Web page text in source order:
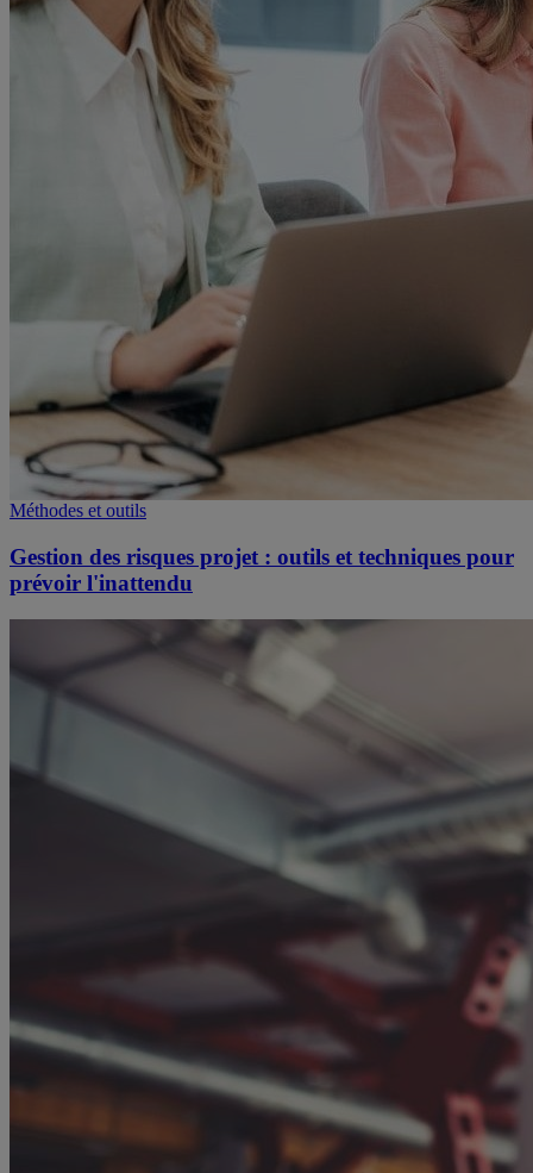
Méthodes et outils
Gestion des risques projet : outils et techniques pour
prévoir l'inattendu